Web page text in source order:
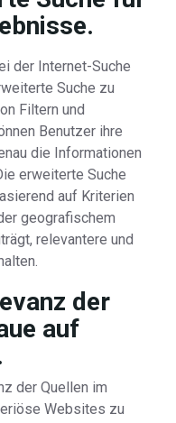
der Internet-Suche
Suche zu
Filtern und
Benutzer ihre
die Informationen
erweiterte Suche
auf Kriterien
geografischem
relevantere und
der
auf
der Quellen im
Websites zu